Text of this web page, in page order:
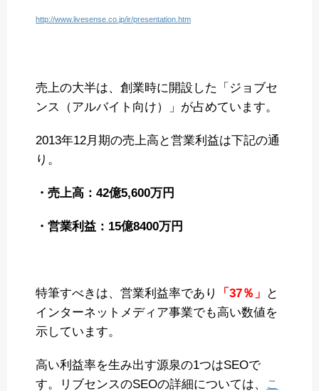
http://www.livesense.co.jp/ir/presentation.htm
売上の大半は、創業時に開設した「ジョブセ
ンス（アルバイト向け）」が占めています。
2013年12月期の売上高と営業利益は下記の通
り。
・売上高：42億5,600万円
・営業利益：15億8400万円
特筆すべきは、営業利益率であり 「37％」
と
インターネットメディア事業でも高い数値を
示しています。
高い利益率を生み出す源泉の1つはSEOで
す。リブセンスのSEOの詳細については、
こ